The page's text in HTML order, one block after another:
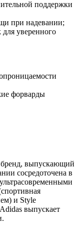
поддержки
при надевании;
уверенного
форварды
выпускающий
сосредоточена в
и Style
выпускает